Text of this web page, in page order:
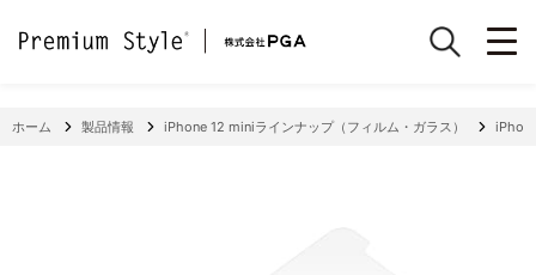
ホーム 製品情報 iPhone 12 miniラインナップ（フィルム・ガラス）